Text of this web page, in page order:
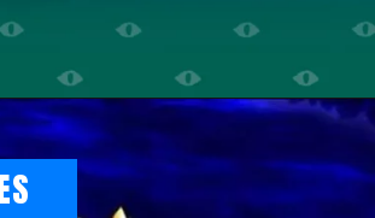
illuminati.sng.link/Dzf7i/crx6?_smtype=3